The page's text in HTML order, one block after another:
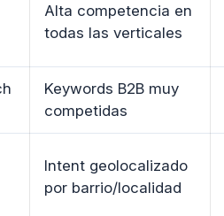
Alta competencia en
todas las verticales
Keywords B2B muy
competidas
Intent geolocalizado
por barrio/localidad